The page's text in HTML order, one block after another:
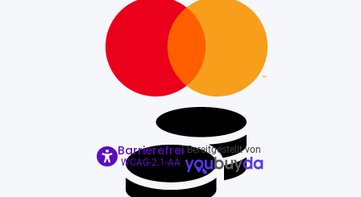
Barrierefrei
WCAG-2.1-AA
Bereitgestellt von